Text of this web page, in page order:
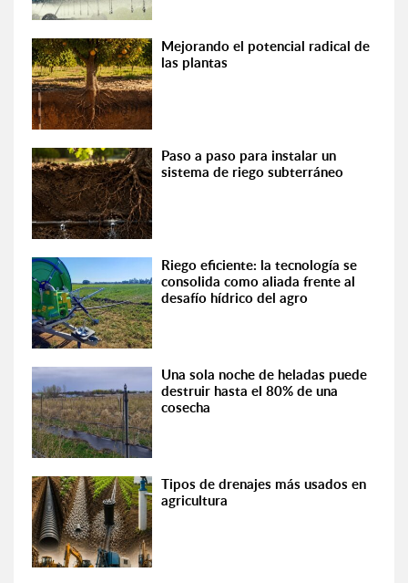
Mejorando el potencial radical de
las plantas
Paso a paso para instalar un
sistema de riego subterráneo
Riego eficiente: la tecnología se
consolida como aliada frente al
desafío hídrico del agro
Una sola noche de heladas puede
destruir hasta el 80% de una
cosecha
Tipos de drenajes más usados en
agricultura